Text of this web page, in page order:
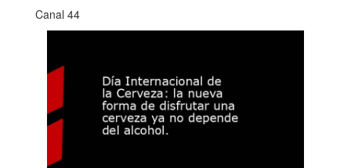
Canal 44